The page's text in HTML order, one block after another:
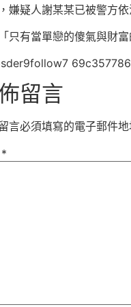
嫌疑人謝某某已被警方
只有當單戀的傻氣與財
留言
言必須填寫的電子郵件地
*